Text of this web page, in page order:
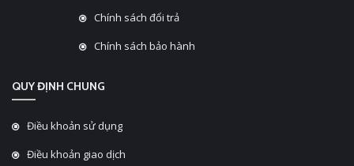
Chính sách đổi trả
Chính sách bảo hành
QUY ĐỊNH CHUNG
Điều khoản sử dụng
Điều khoản giao dịch